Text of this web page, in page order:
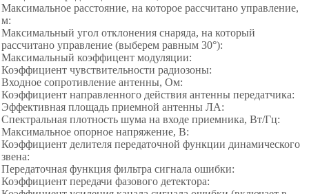
Максимальное расстояние, на которое рассчитано управление,
м:
Максимальный угол отклонения снаряда, на который
рассчитано управление (выберем равным 30°):
Максимальный коэффицент модуляции:
Коэффициент чувствительности радиозоны:
Входное сопротивление антенны, Ом:
Коэффициент направленного действия антенны передатчика:
Эффективная площадь приемной антенны ЛА:
Спектральная плотность шума на входе приемника, Вт/Гц:
Максимальное опорное напряжение, В:
Коэффициент делителя передаточной функции динамического
звена:
Передаточная функция фильтра сигнала ошибки:
Коэффициент передачи фазового детектора: